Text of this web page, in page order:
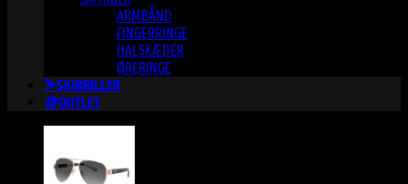
ARMBÅND
FINGERRINGE
HALSKÆDER
ØRERINGE
⛷️SKIBRILLER
🪙OUTLET